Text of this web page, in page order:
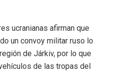
ucranianas afirman que
un convoy militar ruso lo
de Járkiv, por lo que
de las tropas del